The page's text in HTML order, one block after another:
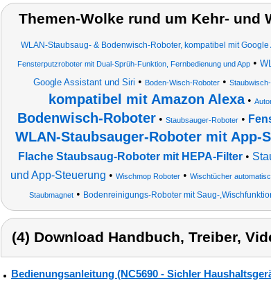
Themen-Wolke rund um Kehr- und
WLAN-Staubsaug- & Bodenwisch-Roboter, kompatibel mit Google
Fensterputzroboter mit Dual-Sprüh-Funktion, Fernbedienung und App•
Google Assistant und Siri • Boden-Wisch-Roboter •
kompatibel mit Amazon Alexa•
Bodenwisch-Roboter• Staubsauger-Roboter•
WLAN-Staubsauger-Roboter mit App-
Flache Staubsaug-Roboter mit HEPA-Filter •
und App-Steuerung • Wischmop Roboter • Wischtücher
Staubmagnet • Bodenreinigungs-Roboter mit Saug-
(4) Download Handbuch, Treiber,
Bedienungsanleitung (NC5690 - Sichler